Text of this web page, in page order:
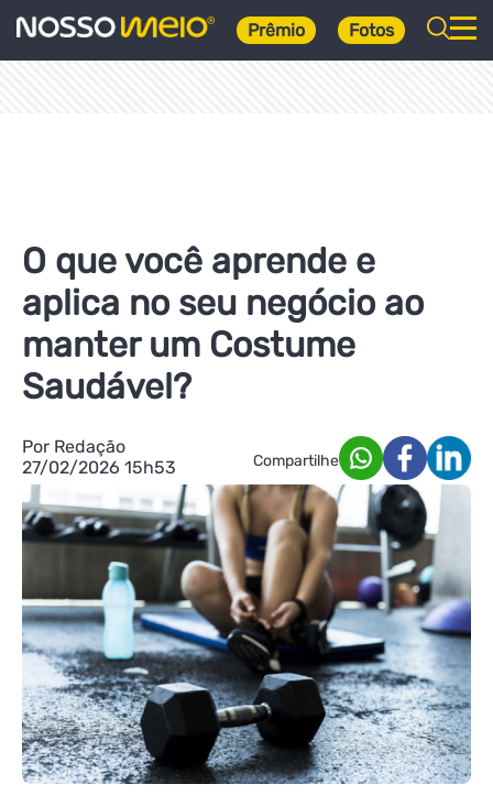
Prêmio Fotos
O que você aprende e
aplica no seu negócio ao
manter um Costume
Saudável?
Por Redação
27/02/2026 15h53
Compartilhe